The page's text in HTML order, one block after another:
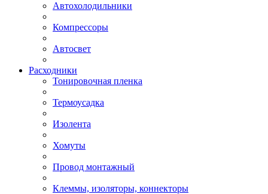
Автохолодильники
Компрессоры
Автосвет
Расходники
Тонировочная пленка
Термоусадка
Изолента
Хомуты
Провод монтажный
Клеммы, изоляторы, коннекторы